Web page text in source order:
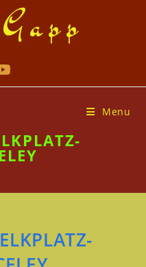
Menu